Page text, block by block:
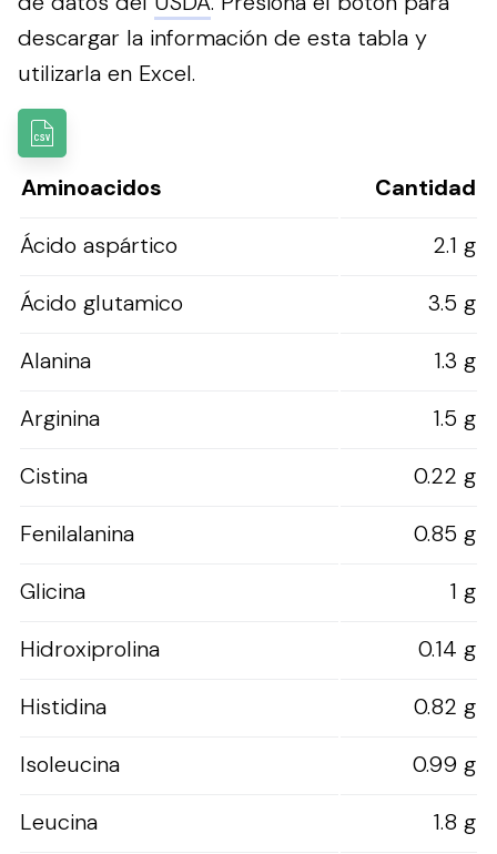
descargar la información de esta tabla y
utilizarla en Excel.
Aminoacidos
Cantidad
Ácido aspártico
2.1 g
Ácido glutamico
3.5 g
Alanina
1.3 g
Arginina
1.5 g
Cistina
0.22 g
Fenilalanina
0.85 g
Glicina
1 g
Hidroxiprolina
0.14 g
Histidina
0.82 g
Isoleucina
0.99 g
Leucina
1.8 g